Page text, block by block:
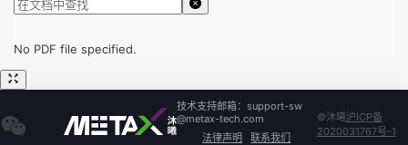
No PDF file specified.
技术支持邮箱：support-sw
@metax-tech.com
法律声明
联系我们
©沐曦沪ICP备
2020031767号-1